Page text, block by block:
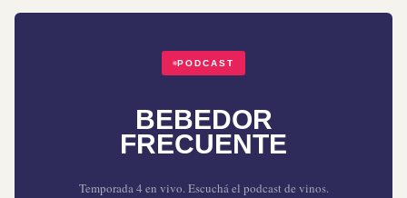
PODCAST
BEBEDOR
FRECUENTE
Temporada 4 en vivo. Escuchá el podcast de vinos.